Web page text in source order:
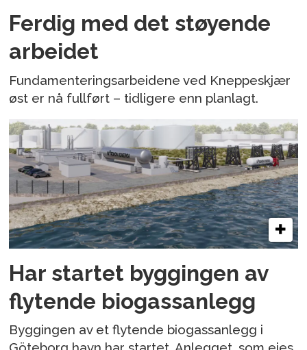
Ferdig med det støyende
arbeidet
Fundamenteringsarbeidene ved Kneppeskjær
øst er nå fullført – tidligere enn planlagt.
Har startet byggingen av
flytende biogassanlegg
Byggingen av et flytende biogassanlegg i